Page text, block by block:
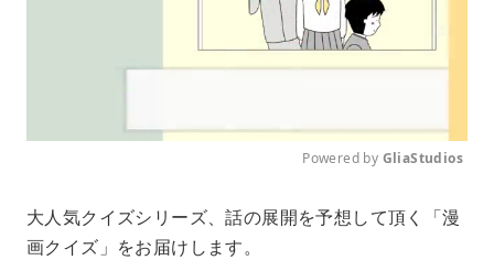
u
Powered by GliaStudios
大人気クイズシリーズ、話の展開を予想して頂く「漫
画クイズ」をお届けします。